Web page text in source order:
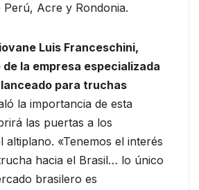
Perú, Acre y Rondonia.
Luis Franceschini,
la empresa especializada
para truchas
la importancia de esta
las puertas a los
altiplano. «Tenemos el interés
hacia el Brasil… lo único
brasilero es